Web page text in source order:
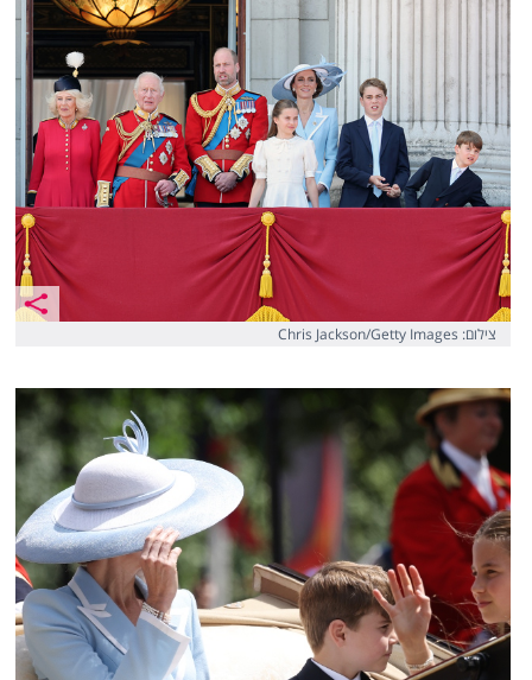
צילום: Chris Jackson/Getty Images